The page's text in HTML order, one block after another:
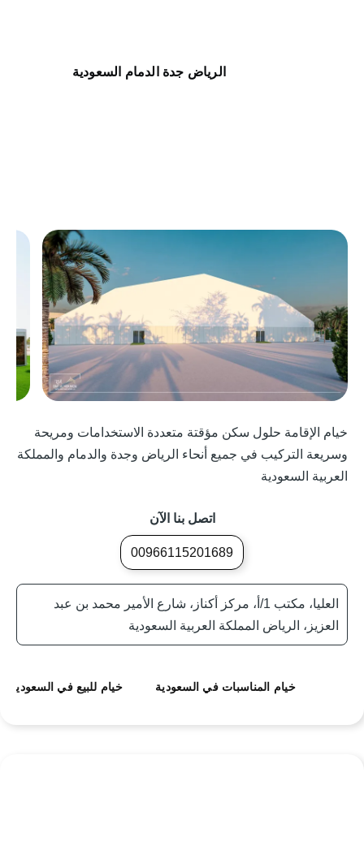
الرياض جدة الدمام السعودية
خيام الإقامة حلول سكن مؤقتة متعددة الاستخدامات ومريحة
وسريعة التركيب في جميع أنحاء الرياض وجدة والدمام والمملكة
العربية السعودية
اتصل بنا الآن
00966115201689
العليا، مكتب 1/أ، مركز أكناز، شارع الأمير محمد بن عبد
العزيز، الرياض المملكة العربية السعودية
خيام المناسبات في السعودية خيام للبيع في السعودية